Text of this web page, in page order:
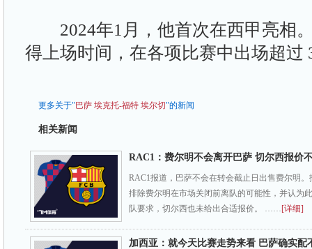
2024年1月，他首次在西甲亮相
得上场时间，在各项比赛中出场超过
更多关于"巴萨 埃克托-福特 埃尔切"的新闻
相关新闻
RAC1：费尔明不会离开巴萨 切尔西报价
RAC1报道，巴萨不会在转会截止日出售费尔明
排除费尔明在市场关闭前离队的可能性，并认为
队要求，切尔西也未给出合适报价。 ……[详细]
加西亚：就今天比赛走势来看 巴萨确实配